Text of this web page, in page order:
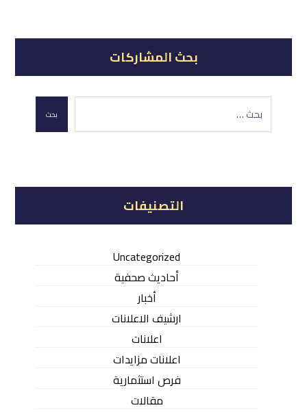
بحث المشاركات
بحث
التصنيفات
Uncategorized
أحاديث صحفية
أخبار
ارشيف الاعلانات
اعلانات
اعلانات مزايدات
فرص استثمارية
مقالات